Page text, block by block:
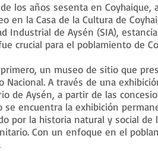
los años sesenta en Coyhaique,
la Casa de la Cultura de
Industrial de Aysén (SIA),
crucial para el poblamiento de
un museo de sitio que
A través de una
de Aysén, a partir de las
encuentra la exhibición
por la historia natural y social de
Con un enfoque en el